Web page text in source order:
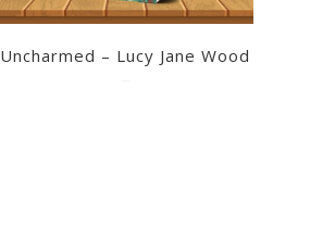
Uncharmed – Lucy Jane Wood